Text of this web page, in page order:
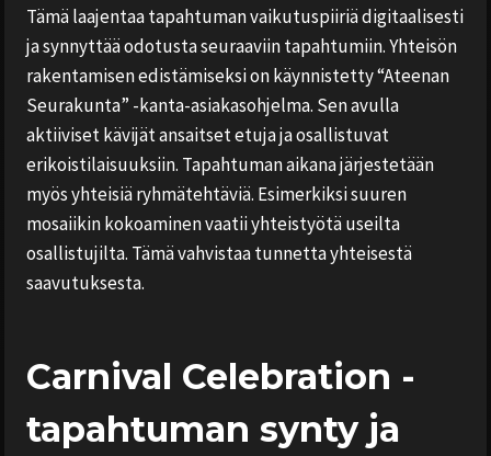
Tämä laajentaa tapahtuman vaikutuspiiriä digitaalisesti
ja synnyttää odotusta seuraaviin tapahtumiin. Yhteisön
rakentamisen edistämiseksi on käynnistetty “Ateenan
Seurakunta” -kanta-asiakasohjelma. Sen avulla
aktiiviset kävijät ansaitset etuja ja osallistuvat
erikoistilaisuuksiin. Tapahtuman aikana järjestetään
myös yhteisiä ryhmätehtäviä. Esimerkiksi suuren
mosaiikin kokoaminen vaatii yhteistyötä useilta
osallistujilta. Tämä vahvistaa tunnetta yhteisestä
saavutuksesta.
Carnival Celebration -
tapahtuman synty ja